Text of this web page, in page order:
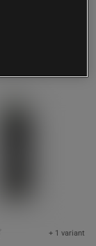
+ 1 variant